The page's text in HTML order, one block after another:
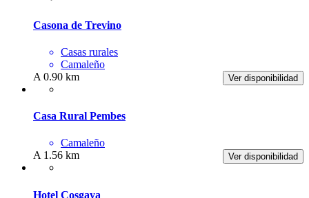
Casona de Trevino
Casas rurales
Camaleño
Ver disponibilidad
A 0.90 km
Casa Rural Pembes
Camaleño
Ver disponibilidad
A 1.56 km
Hotel Cosgaya